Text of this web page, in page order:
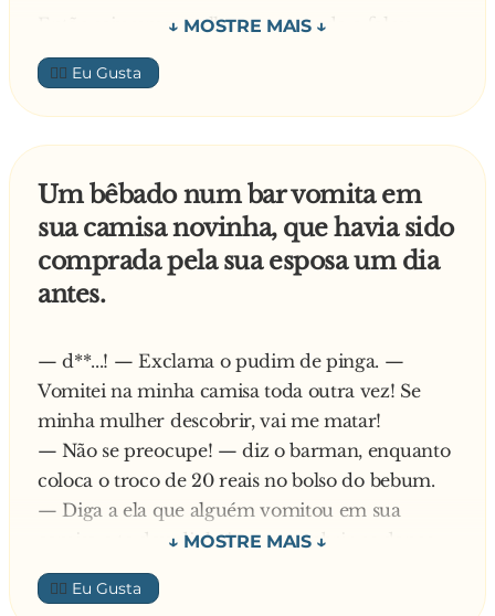
Então saiu uma mulher na varanda e falou:
— Está dormindo!
— Então deixa! — disse o bêbado, continuando
Então ele fez isso mais uma vez, duas, três e, na
décima:
— Tá nada! — disse a mulher, pela janela,
nervosa — O filho de uma p**... saiu pra beber
e até agora não voltou!
— Opa... Então a senhora poderia vir aqui
embaixo ver se sou eu?
👍🏼
Um bêbado num bar vomita em
sua camisa novinha, que havia sido
comprada pela sua esposa um dia
antes.
— d**...! — Exclama o pudim de pinga. —
Vomitei na minha camisa toda outra vez! Se
minha mulher descobrir, vai me matar!
— Não se preocupe! — diz o barman, enquanto
coloca o troco de 20 reais no bolso do bebum.
— Diga a ela que alguém vomitou em sua
camisa e te deu dinheiro para cobrir os danos.
Então o bêbado chega em casa e conta à sua
esposa sobre o cara que havia vomitado nele. Ao
👍🏼